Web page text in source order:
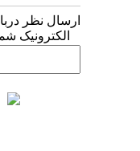
ارسال نظر
الکترونیک